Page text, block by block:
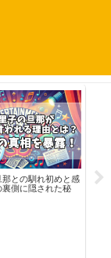
との馴れ初めと感
側に隠された秘
ハ